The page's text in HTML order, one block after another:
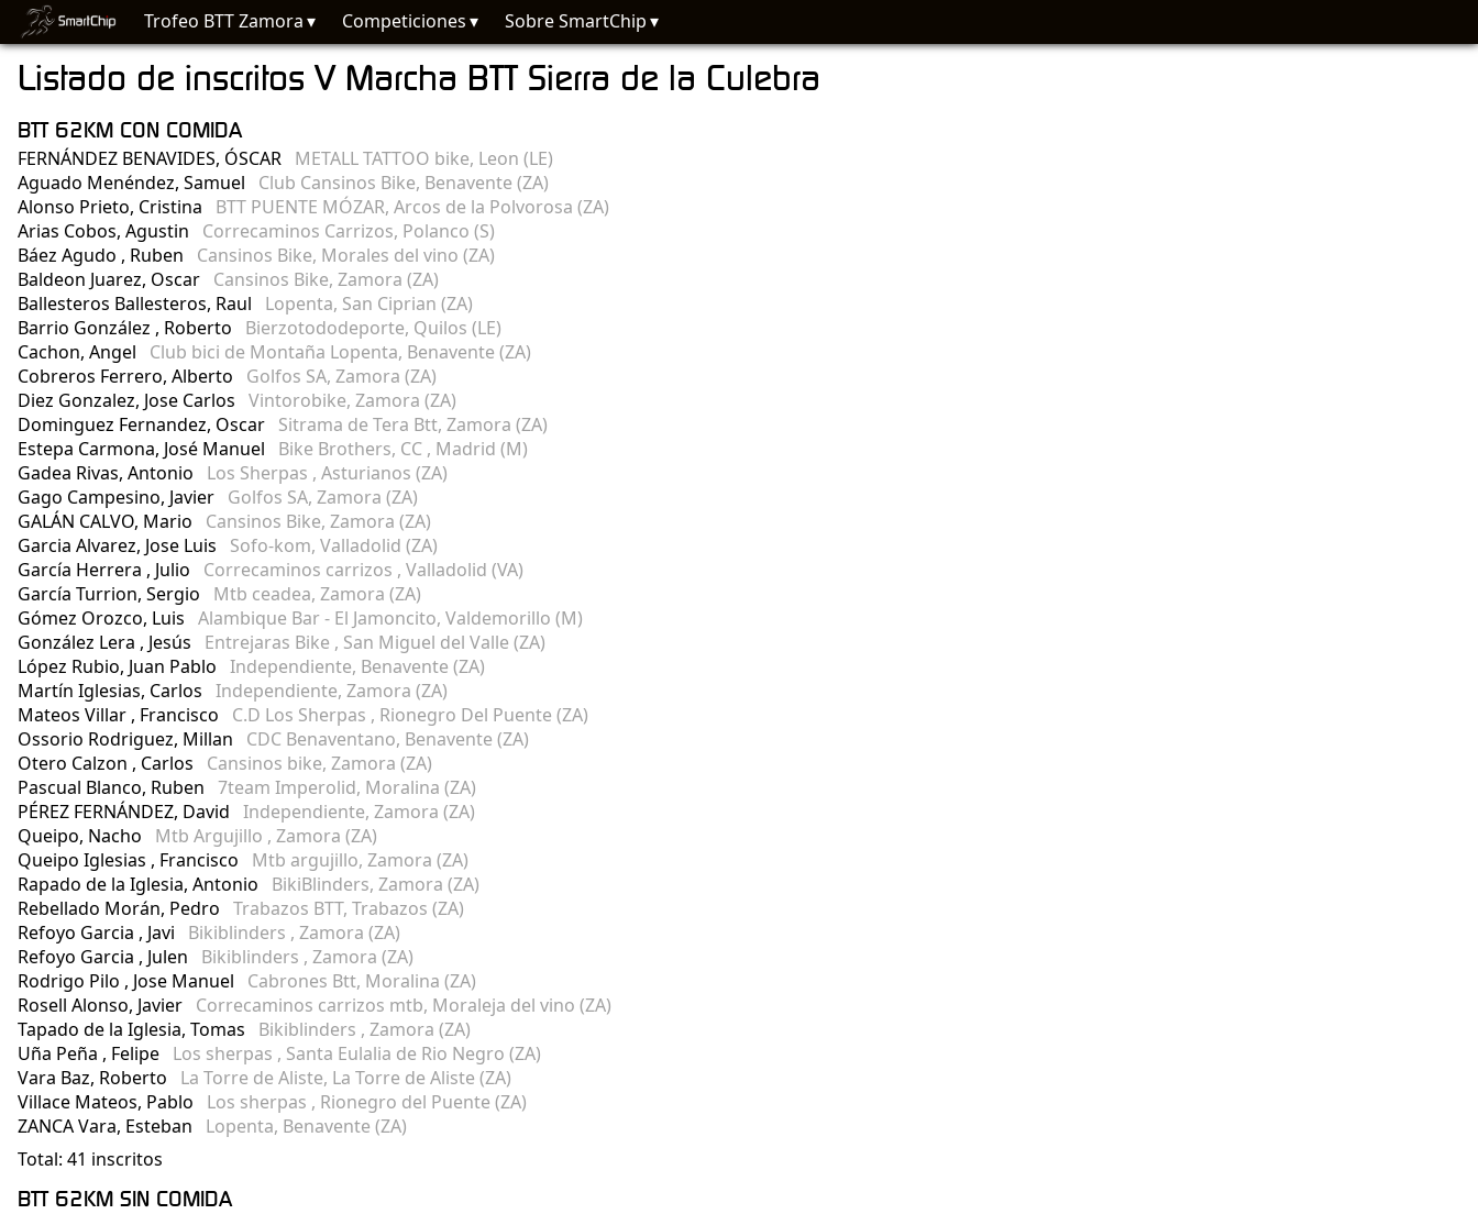
Trofeo BTT Zamora Competiciones Sobre SmartChip
Listado de inscritos V Marcha BTT Sierra de la Culebra
BTT 62KM CON COMIDA
FERNÁNDEZ BENAVIDES, ÓSCAR METALL TATTOO bike, Leon (LE)
Aguado Menéndez, Samuel Club Cansinos Bike, Benavente (ZA)
Alonso Prieto, Cristina BTT PUENTE MÓZAR, Arcos de la Polvorosa (ZA)
Arias Cobos, Agustin Correcaminos Carrizos, Polanco (S)
Báez Agudo , Ruben Cansinos Bike, Morales del vino (ZA)
Baldeon Juarez, Oscar Cansinos Bike, Zamora (ZA)
Ballesteros Ballesteros, Raul Lopenta, San Ciprian (ZA)
Barrio González , Roberto Bierzotododeporte, Quilos (LE)
Cachon, Angel Club bici de Montaña Lopenta, Benavente (ZA)
Cobreros Ferrero, Alberto Golfos SA, Zamora (ZA)
Diez Gonzalez, Jose Carlos Vintorobike, Zamora (ZA)
Dominguez Fernandez, Oscar Sitrama de Tera Btt, Zamora (ZA)
Estepa Carmona, José Manuel Bike Brothers, CC , Madrid (M)
Gadea Rivas, Antonio Los Sherpas , Asturianos (ZA)
Gago Campesino, Javier Golfos SA, Zamora (ZA)
GALÁN CALVO, Mario Cansinos Bike, Zamora (ZA)
Garcia Alvarez, Jose Luis Sofo-kom, Valladolid (ZA)
García Herrera , Julio Correcaminos carrizos , Valladolid (VA)
García Turrion, Sergio Mtb ceadea, Zamora (ZA)
Gómez Orozco, Luis Alambique Bar - El Jamoncito, Valdemorillo (M)
González Lera , Jesús Entrejaras Bike , San Miguel del Valle (ZA)
López Rubio, Juan Pablo Independiente, Benavente (ZA)
Martín Iglesias, Carlos Independiente, Zamora (ZA)
Mateos Villar , Francisco C.D Los Sherpas , Rionegro Del Puente (ZA)
Ossorio Rodriguez, Millan CDC Benaventano, Benavente (ZA)
Otero Calzon , Carlos Cansinos bike, Zamora (ZA)
Pascual Blanco, Ruben 7team Imperolid, Moralina (ZA)
PÉREZ FERNÁNDEZ, David Independiente, Zamora (ZA)
Queipo, Nacho Mtb Argujillo , Zamora (ZA)
Queipo Iglesias , Francisco Mtb argujillo, Zamora (ZA)
Rapado de la Iglesia, Antonio BikiBlinders, Zamora (ZA)
Rebellado Morán, Pedro Trabazos BTT, Trabazos (ZA)
Refoyo Garcia , Javi Bikiblinders , Zamora (ZA)
Refoyo Garcia , Julen Bikiblinders , Zamora (ZA)
Rodrigo Pilo , Jose Manuel Cabrones Btt, Moralina (ZA)
Rosell Alonso, Javier Correcaminos carrizos mtb, Moraleja del vino (ZA)
Tapado de la Iglesia, Tomas Bikiblinders , Zamora (ZA)
Uña Peña , Felipe Los sherpas , Santa Eulalia de Rio Negro (ZA)
Vara Baz, Roberto La Torre de Aliste, La Torre de Aliste (ZA)
Villace Mateos, Pablo Los sherpas , Rionegro del Puente (ZA)
ZANCA Vara, Esteban Lopenta, Benavente (ZA)
Total: 41 inscritos
BTT 62KM SIN COMIDA